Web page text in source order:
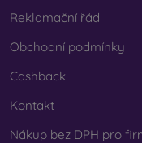
Reklamační řád
Obchodní podmínky
Cashback
Kontakt
Nákup bez DPH pro